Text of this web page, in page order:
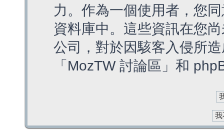
力。作為一個使用者，您
資料庫中。這些資訊在您
公司，對於因駭客入侵所
「MozTW 討論區」和